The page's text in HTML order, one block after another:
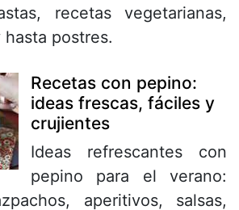
recetas vegetarianas,
postres.
Recetas con pepino:
ideas frescas, fáciles y
crujientes
Ideas refrescantes con
pepino para el verano:
aperitivos, salsas,